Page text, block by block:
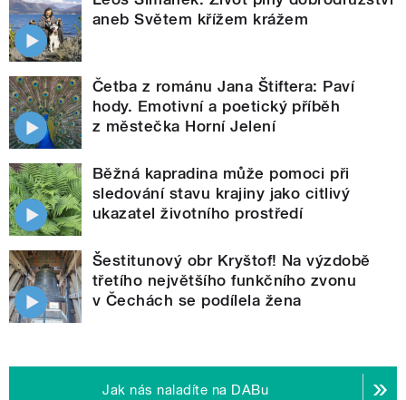
aneb Světem křížem krážem
Četba z románu Jana Štiftera: Paví
hody. Emotivní a poetický příběh
z městečka Horní Jelení
Běžná kapradina může pomoci při
sledování stavu krajiny jako citlivý
ukazatel životního prostředí
Šestitunový obr Kryštof! Na výzdobě
třetího největšího funkčního zvonu
v Čechách se podílela žena
Jak nás naladíte na DABu